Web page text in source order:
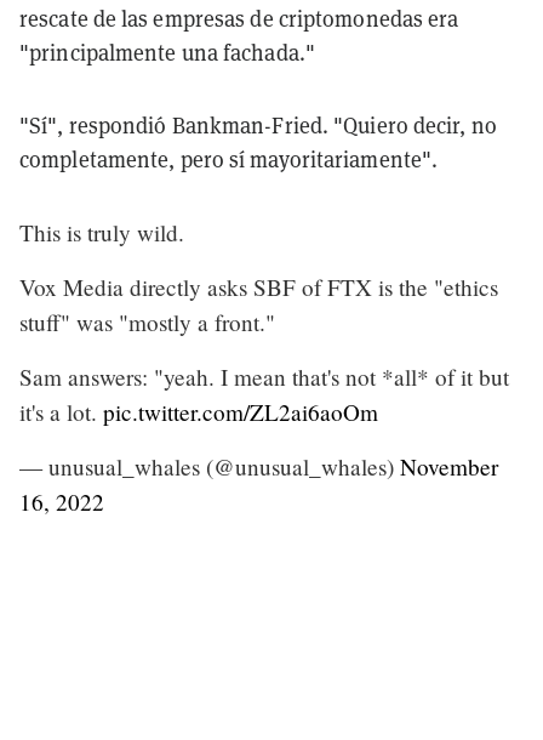
rescate de las empresas de criptomonedas era
"principalmente una fachada."
"Sí", respondió Bankman-Fried. "Quiero decir, no
completamente, pero sí mayoritariamente".
This is truly wild.
Vox Media directly asks SBF of FTX is the "ethics
stuff" was "mostly a front."
Sam answers: "yeah. I mean that's not *all* of it but
it's a lot. pic.twitter.com/ZL2ai6aoOm
— unusual_whales (@unusual_whales) November
16, 2022